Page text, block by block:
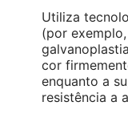
Utiliza
(por
cor
enquanto a
resistência a